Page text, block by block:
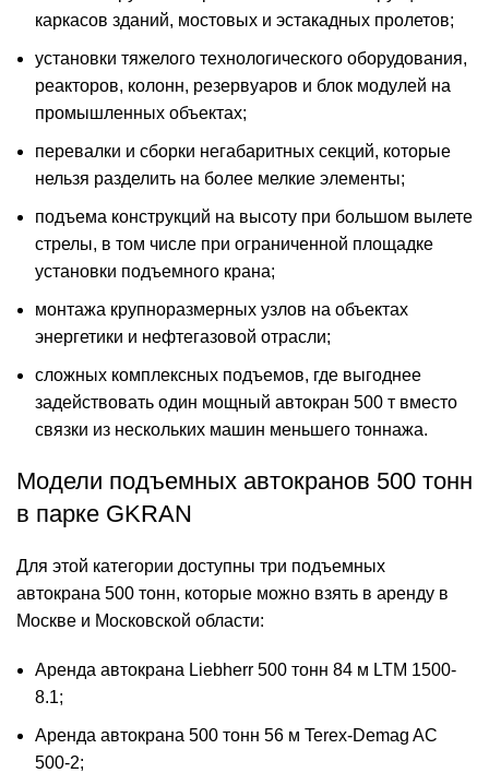
каркасов зданий, мостовых и эстакадных пролетов;
установки тяжелого технологического оборудования,
реакторов, колонн, резервуаров и блок модулей на
промышленных объектах;
перевалки и сборки негабаритных секций, которые
нельзя разделить на более мелкие элементы;
подъема конструкций на высоту при большом вылете
стрелы, в том числе при ограниченной площадке
установки подъемного крана;
монтажа крупноразмерных узлов на объектах
энергетики и нефтегазовой отрасли;
сложных комплексных подъемов, где выгоднее
задействовать один мощный автокран 500 т вместо
связки из нескольких машин меньшего тоннажа.
Модели подъемных автокранов 500 тонн
в парке GKRAN
Для этой категории доступны три подъемных
автокрана 500 тонн, которые можно взять в аренду в
Москве и Московской области:
Аренда автокрана Liebherr 500 тонн 84 м LTM 1500-
8.1;
Аренда автокрана 500 тонн 56 м Terex-Demag AC
500-2;